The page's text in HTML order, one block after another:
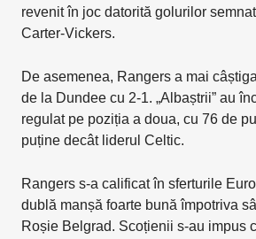
revenit în joc datorită golurilor
Carter-Vickers.
De asemenea, Rangers a mai
de la Dundee cu 2-1. „Albaștrii” au
regulat pe poziția a doua, cu 76 de
puține decât liderul Celtic.
Rangers s-a calificat în sferturile
dublă manșă foarte bună împotriva
Roșie Belgrad. Scoțienii s-au impus